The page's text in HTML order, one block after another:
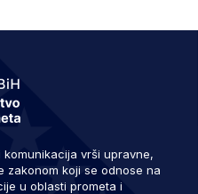
vrši upravne,
zakonom koji se odnose na
u oblasti prometa i